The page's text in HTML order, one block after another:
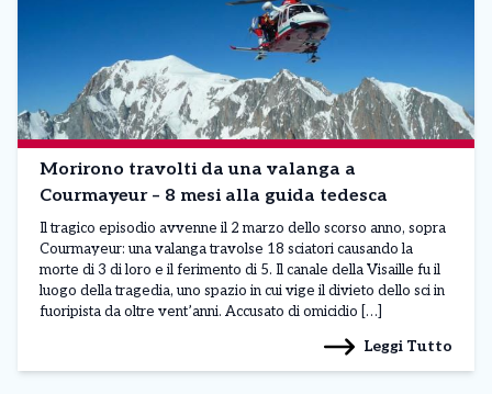
Morirono travolti da una valanga a
Courmayeur – 8 mesi alla guida tedesca
Il tragico episodio avvenne il 2 marzo dello scorso anno, sopra
Courmayeur: una valanga travolse 18 sciatori causando la
morte di 3 di loro e il ferimento di 5. Il canale della Visaille fu il
luogo della tragedia, uno spazio in cui vige il divieto dello sci in
fuoripista da oltre vent’anni. Accusato di omicidio […]
Leggi Tutto